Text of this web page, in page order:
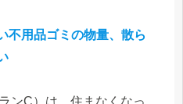
不用品ゴミの物量、散ら